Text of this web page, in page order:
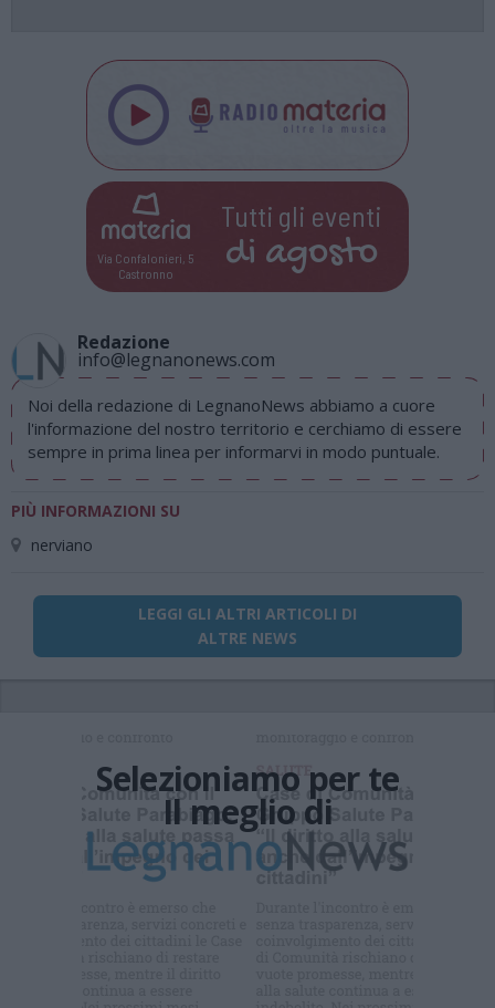
Via Confalonieri, 5
Castronno
Tutti gli eventi
di agosto
Redazione
info@legnanonews.com
Noi della redazione di LegnanoNews abbiamo a cuore
l'informazione del nostro territorio e cerchiamo di essere
sempre in prima linea per informarvi in modo puntuale.
PIÙ INFORMAZIONI SU
nerviano
LEGGI GLI ALTRI ARTICOLI DI
ALTRE NEWS
Selezioniamo per te
Il meglio di